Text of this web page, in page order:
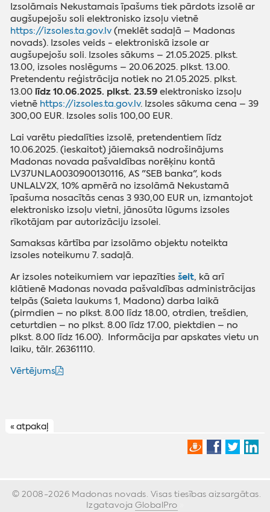
Izsolāmais Nekustamais īpašums tiek pārdots izsolē ar
augšupejošu soli elektronisko izsoļu vietnē
https://izsoles.ta.gov.lv (meklēt sadaļā – Madonas
novads). Izsoles veids - elektroniskā izsole ar
augšupejošu soli. Izsoles sākums – 21.05.2025. plkst.
13.00, izsoles noslēgums – 20.06.2025. plkst. 13.00.
Pretendentu reģistrācija notiek no 21.05.2025. plkst.
13.00 līdz 10.06.2025. plkst. 23.59 elektronisko izsoļu
vietnē https://izsoles.ta.gov.lv. Izsoles sākuma cena – 39
300,00 EUR. Izsoles solis 100,00 EUR.
Lai varētu piedalīties izsolē, pretendentiem līdz
10.06.2025. (ieskaitot) jāiemaksā nodrošinājums
Madonas novada pašvaldības norēķinu kontā
LV37UNLA0030900130116, AS "SEB banka", kods
UNLALV2X, 10% apmērā no izsolāmā Nekustamā
īpašuma nosacītās cenas 3 930,00 EUR un, izmantojot
elektronisko izsoļu vietni, jānosūta lūgums izsoles
rīkotājam par autorizāciju izsolei.
Samaksas kārtība par izsolāmo objektu noteikta
izsoles noteikumu 7. sadaļā.
Ar izsoles noteikumiem var iepazītiesšeit, kā arī
klātienē Madonas novada pašvaldības administrācijas
telpās (Saieta laukums 1, Madona) darba laikā
(pirmdien – no plkst. 8.00 līdz 18.00, otrdien, trešdien,
ceturtdien – no plkst. 8.00 līdz 17.00, piektdien – no
plkst. 8.00 līdz 16.00). Informācija par apskates vietu un
laiku, tālr. 26361110.
Vērtējums
« atpakaļ
© 2008-2026 Madonas novads. Visas tiesības aizsargātas.
Izgatavoja GlobalPro